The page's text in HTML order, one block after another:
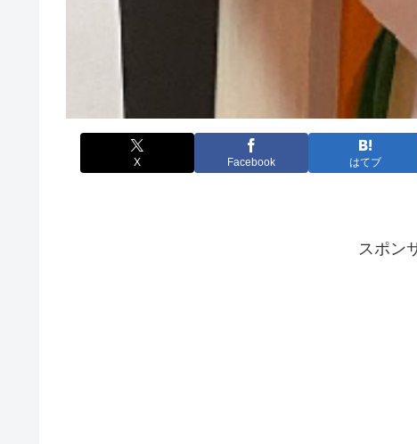
X Facebook はてブ
スポン